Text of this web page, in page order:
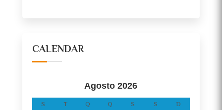
CALENDAR
Agosto 2026
S
T Q Q S S D